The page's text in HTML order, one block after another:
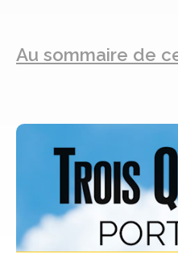
Au sommaire de